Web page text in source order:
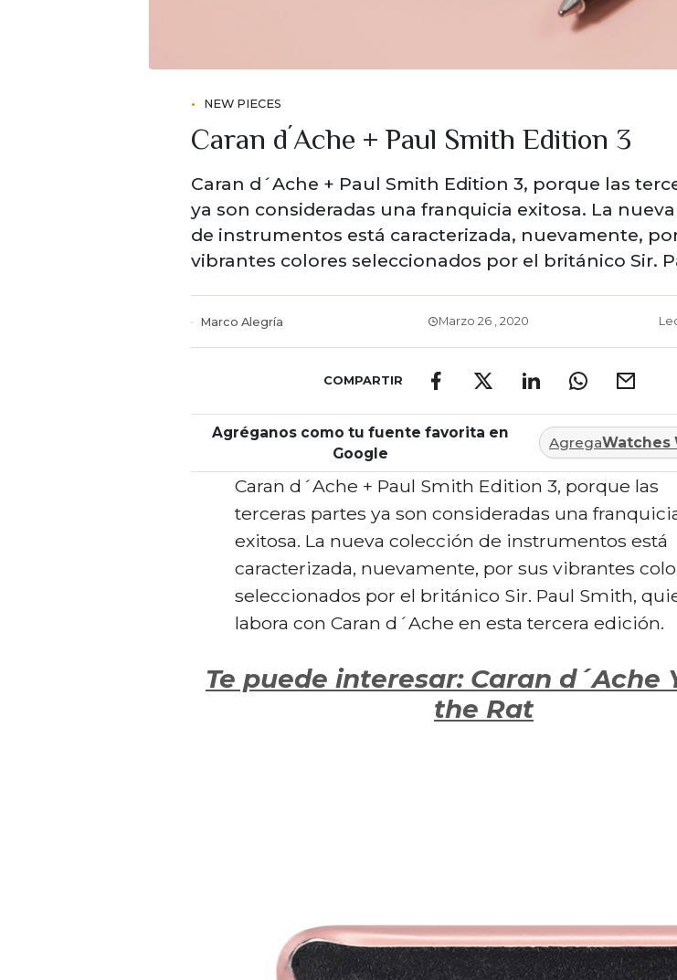
NEW PIECES
Caran d´Ache + Paul Smith Edition 3
Caran d´Ache + Paul Smith Edition 3, porque las
ya son consideradas una franquicia exitosa. La
de instrumentos está caracterizada, nuevamente,
vibrantes colores seleccionados por el británico Sir.
Marco Alegría Marzo 26 , 2020
COMPARTIR
Agréganos como tu fuente favorita en
Google
AgregaWatches
Caran d´Ache + Paul Smith Edition 3, porque las
terceras partes ya son consideradas una
exitosa. La nueva colección de instrumentos está
caracterizada, nuevamente, por sus vibrantes
seleccionados por el británico Sir. Paul Smith,
labora con Caran d´Ache en esta tercera edición.
Te puede interesar: Caran d´Ache
the Rat